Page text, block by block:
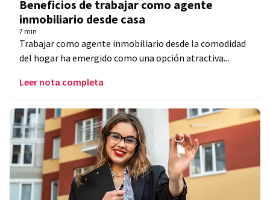
Beneficios de trabajar como agente
inmobiliario desde casa
7 min
Trabajar como agente inmobiliario desde la comodidad
del hogar ha emergido como una opción atractiva...
Leer nota completa